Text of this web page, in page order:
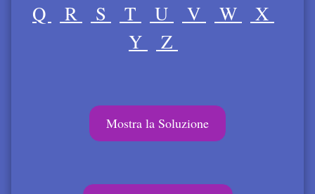
Q
R S T U V W
X
Y
Z